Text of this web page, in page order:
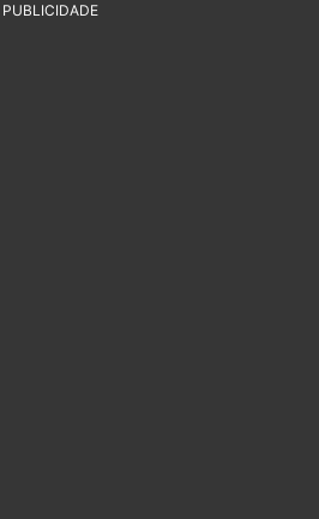
PUBLICIDADE